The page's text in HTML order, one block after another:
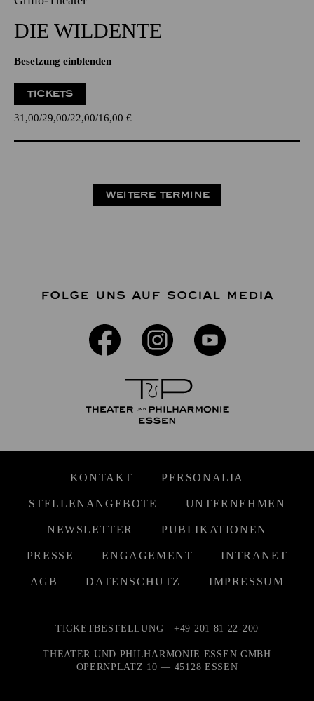
DIE WILDENTE
Besetzung einblenden
TICKETS
31,00 29,00 22,00 16,00 €
WEITERE TERMINE
FOLGE UNS AUF SOCIAL MEDIA
KONTAKT PERSONALIA
STELLENANGEBOTE UNTERNEHMEN
NEWSLETTER PUBLIKATIONEN
PRESSE ENGAGEMENT INTRANET
AGB DATENSCHUTZ IMPRESSUM
TICKETBESTELLUNG +49 201 81 22-200
THEATER UND PHILHARMONIE ESSEN GMBH
OPERNPLATZ 10 — 45128 ESSEN